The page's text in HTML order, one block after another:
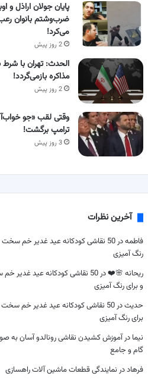
پایان جولان اراذل و
ضرب‌وشتم بانوان
می‌کرد!
2 روز پیش
الحدث: تهران با شرط
مذاکره بازمی‌گردد!
2 روز پیش
وقتی لقب «جو
ترامپ برگشت!
3 روز پیش
آخرین نظرات
فاطمهدر
50 نقاشی کودکانه عید غدیر خم سخت
رنگ آمیزی
ریحانه 🌸❤️در
50 نقاشی کودکانه عید غدیر
و برای رنگ آمیزی
حدیثدر
50 نقاشی کودکانه عید غدیر خم
برای رنگ آمیزی
نیما درآموزش کشیدن نقاشی رونالدو آسان به
گام و جامع
فرهاددر نمایندگی قطعات ماشین آلات راهسازی